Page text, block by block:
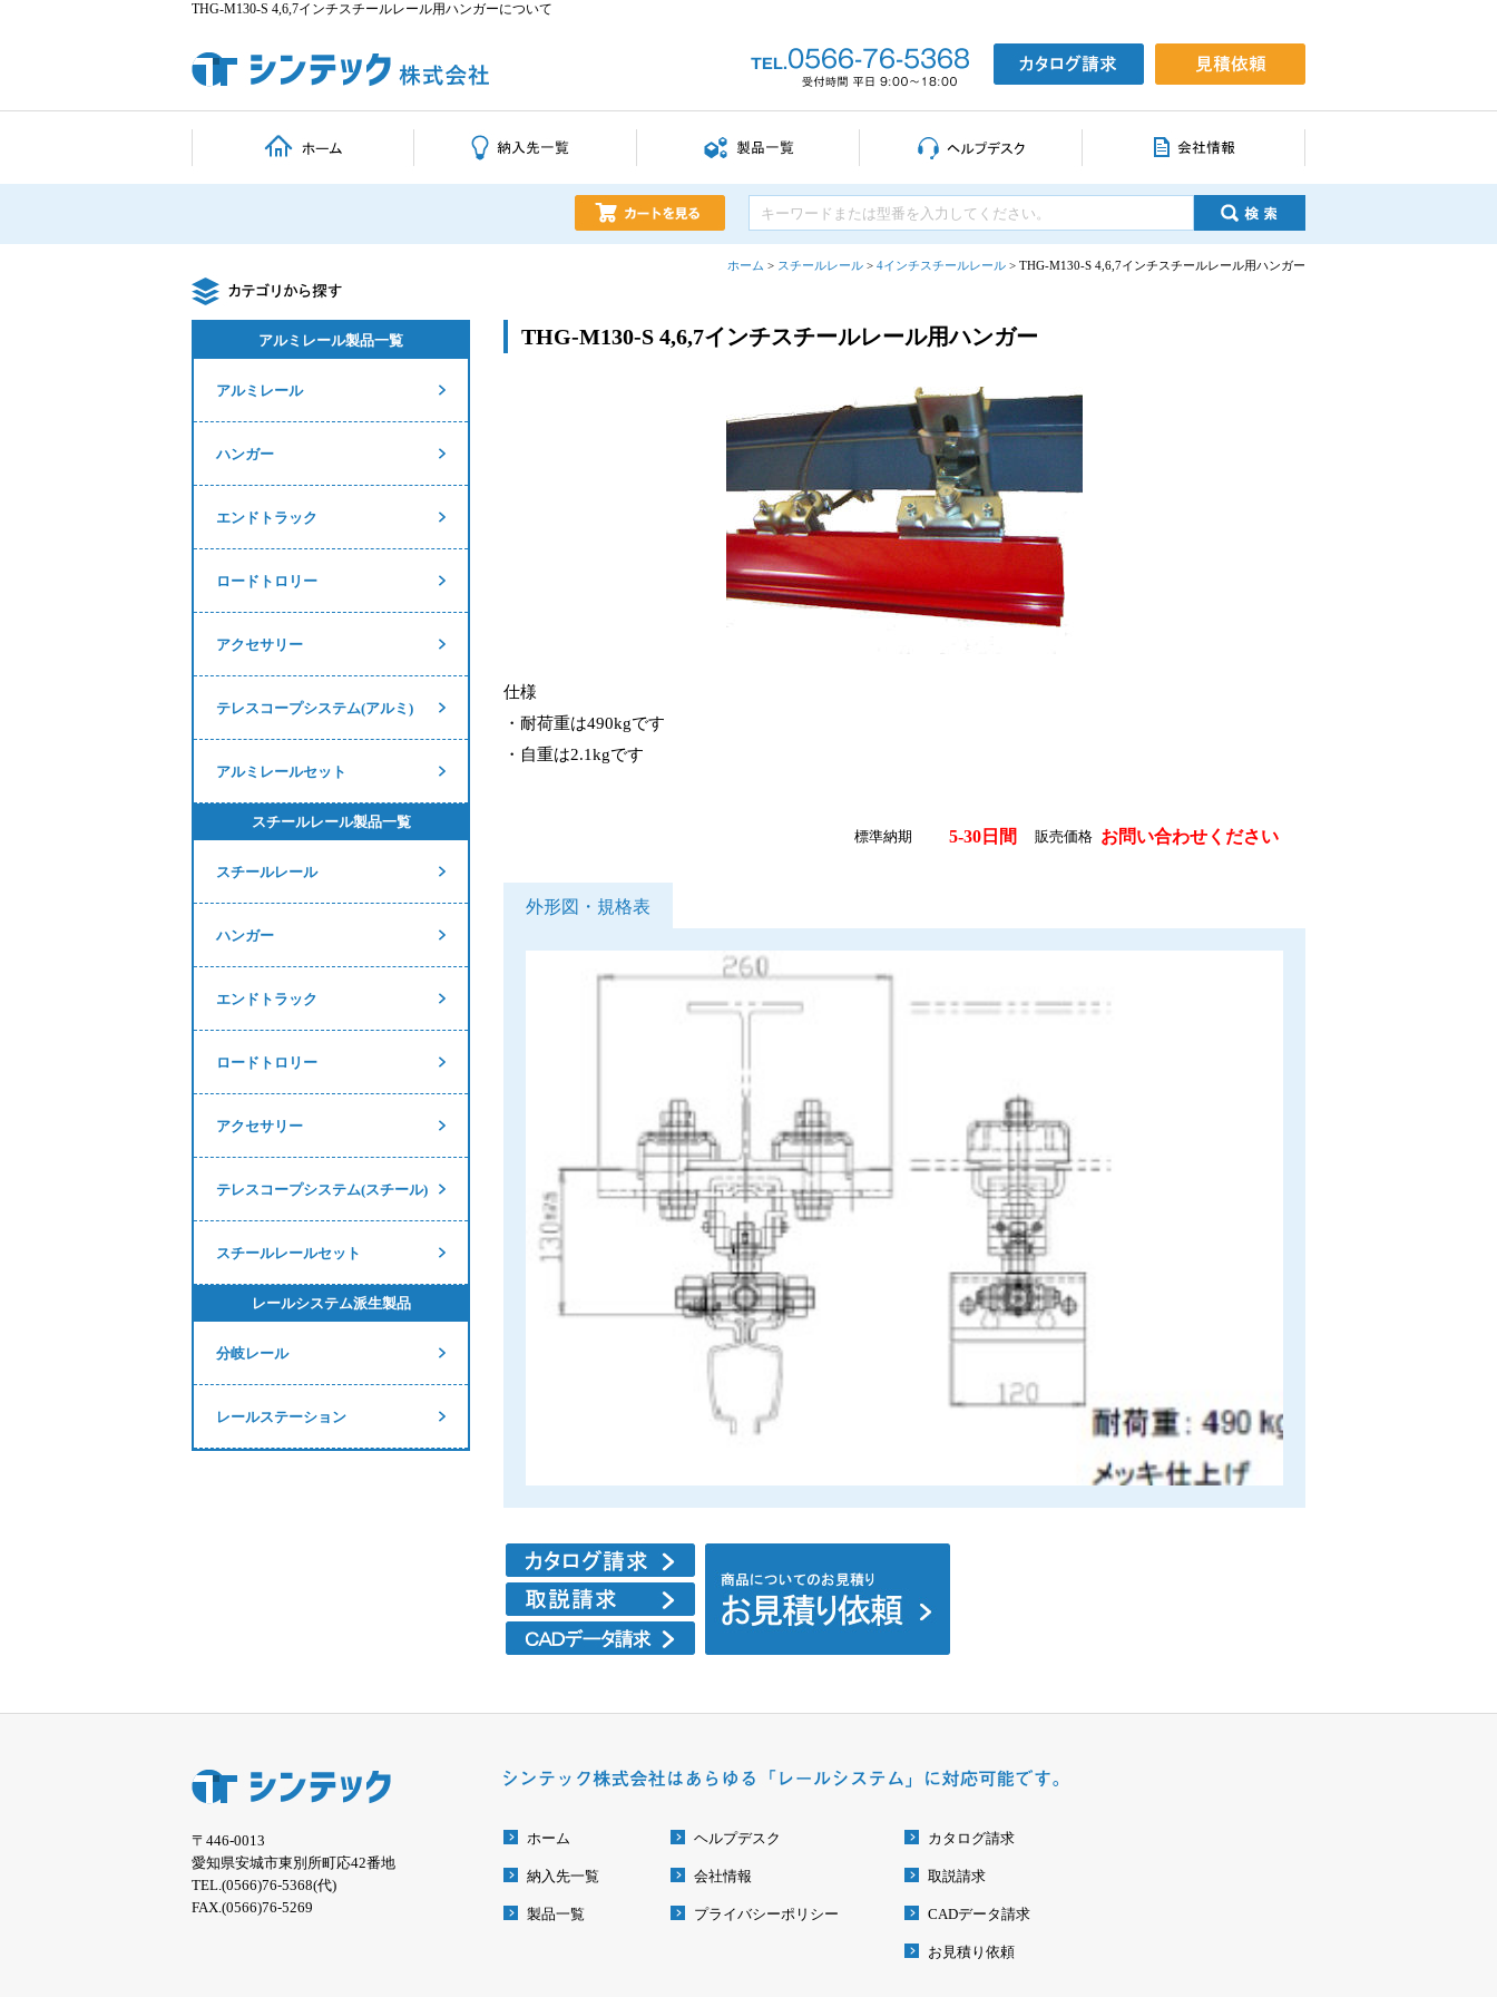
THG-M130-S 4,6,7インチスチールレール用ハンガーについて
ホーム > スチールレール > 4インチスチールレール > THG-M130-S 4,6,7インチスチールレール用ハンガー
THG-M130-S 4,6,7インチスチールレール用ハンガー
仕様
・耐荷重は490kgです
・自重は2.1kgです
標準納期 5-30日間 販売価格 お問い合わせください
外形図・規格表
アルミレール製品一覧
アルミレール
ハンガー
エンドトラック
ロードトロリー
アクセサリー
テレスコープシステム(アルミ)
アルミレールセット
スチールレール製品一覧
スチールレール
ハンガー
エンドトラック
ロードトロリー
アクセサリー
テレスコープシステム(スチール)
スチールレールセット
レールシステム派生製品
分岐レール
レールステーション
〒446-0013
愛知県安城市東別所町応42番地
TEL.(0566)76-5368(代)
FAX.(0566)76-5269
ホーム
納入先一覧
製品一覧
ヘルプデスク
会社情報
プライバシーポリシー
カタログ請求
取説請求
CADデータ請求
お見積り依頼